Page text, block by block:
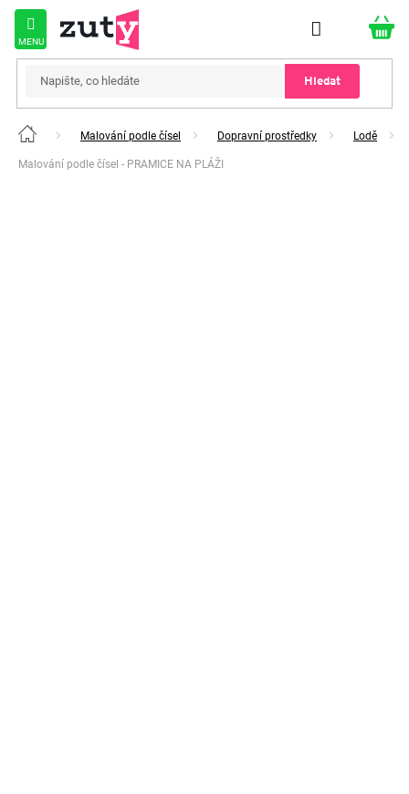
Přejít
obsah
Hledat
Domů Malování podle čísel Dopravní prostředky Lodě
Malování podle čísel - PRAMICE NA PLÁŽI